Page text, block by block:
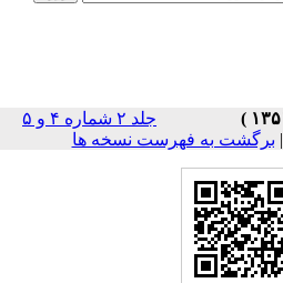
جلد ۲ شماره ۴ و ۵
برگشت به فهرست نسخه ها